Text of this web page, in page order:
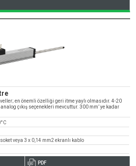
en önemli özelliği geri itme yaylı olmasıdır. 4-20
çıkış seçenekleri mevcuttur. 300 mm’ ye kadar
veya 3 x 0,14 mm2 ekranlı kablo
PDF